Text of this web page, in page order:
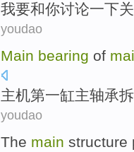
我要和你讨论一下
youdao
Main bearing of
主机第一缸主轴承
youdao
The main structure